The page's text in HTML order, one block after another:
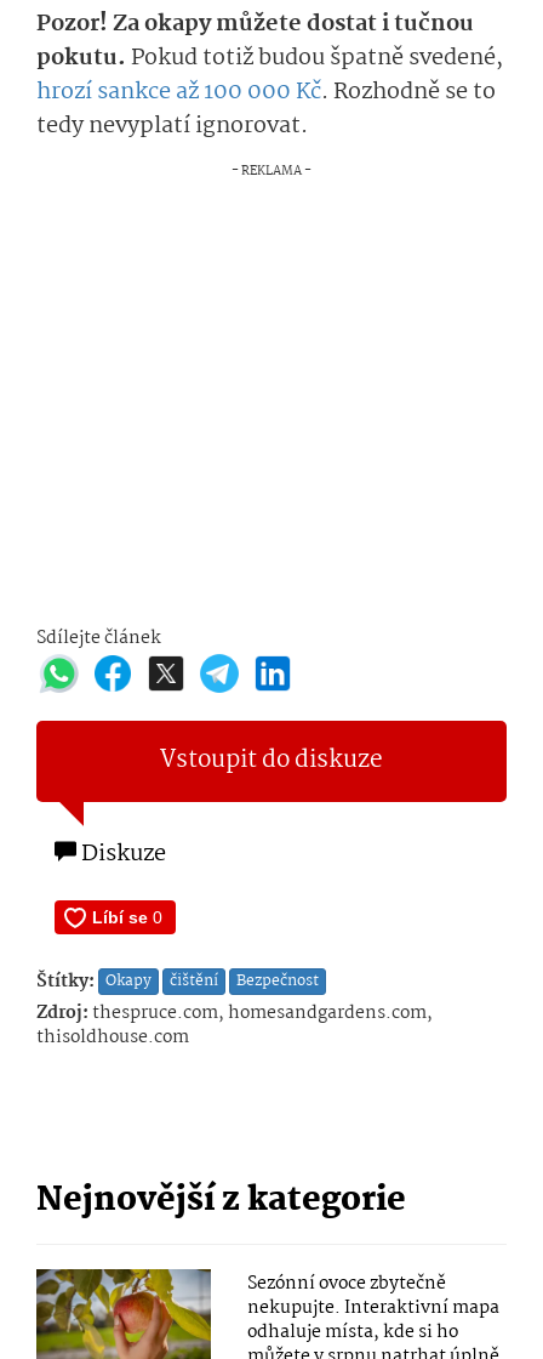
Pozor! Za okapy můžete dostat i tučnou
pokutu. Pokud totiž budou špatně svedené,
hrozí sankce až 100 000 Kč. Rozhodně se to
tedy nevyplatí ignorovat.
Sdílejte článek
Vstoupit do diskuze
Diskuze
Štítky: Okapy čištění Bezpečnost
Zdroj:thespruce.com, homesandgardens.com,
thisoldhouse.com
Nejnovější z kategorie
Sezónní ovoce zbytečně
nekupujte. Interaktivní mapa
odhaluje místa, kde si ho